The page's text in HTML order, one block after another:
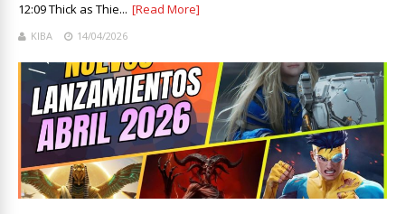
12:09 Thick as Thie... [Read More]
KIBA 14/04/2026